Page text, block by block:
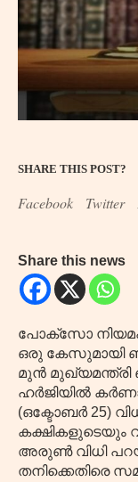
SHARE THIS POST?
Facebook Twitter
Share this news
പോക്‌സോ
ഒരു കേസുമായി
മുൻ
ഹർജിയിൽ
(ഒക്ടോബർ 25)
കക്ഷികളുടെയും
അരുൺ വിധി
തനിക്കെതിരെ